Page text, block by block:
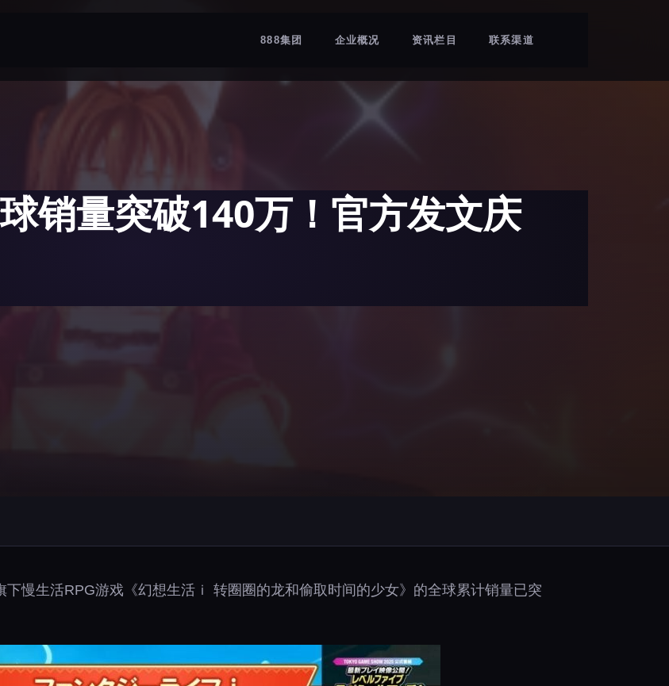
888集团 企业概况 资讯栏目 联系渠道
销量突破140万！官方发文庆
慢生活RPG游戏《幻想生活ｉ 转圈圈的龙和偷取时间的少女》的全球累计销量已突